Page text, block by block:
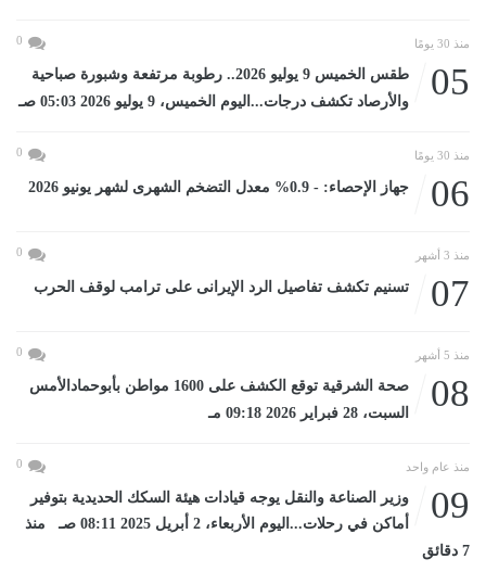
منذ 30 يومًا 0
05
طقس الخميس 9 يوليو 2026.. رطوبة مرتفعة وشبورة صباحية
والأرصاد تكشف درجات...اليوم الخميس، 9 يوليو 2026 05:03 صـ
منذ 30 يومًا 0
06 جهاز الإحصاء: - 0.9% معدل التضخم الشهرى لشهر يونيو 2026
منذ 3 أشهر 0
07 تسنيم تكشف تفاصيل الرد الإيرانى على ترامب لوقف الحرب
منذ 5 أشهر 0
08
صحة الشرقية توقع الكشف على 1600 مواطن بأبوحمادالأمس
السبت، 28 فبراير 2026 09:18 مـ
منذ عام واحد 0
09
وزير الصناعة والنقل يوجه قيادات هيئة السكك الحديدية بتوفير
أماكن في رحلات...اليوم الأربعاء، 2 أبريل 2025 08:11 صـ منذ
7 دقائق